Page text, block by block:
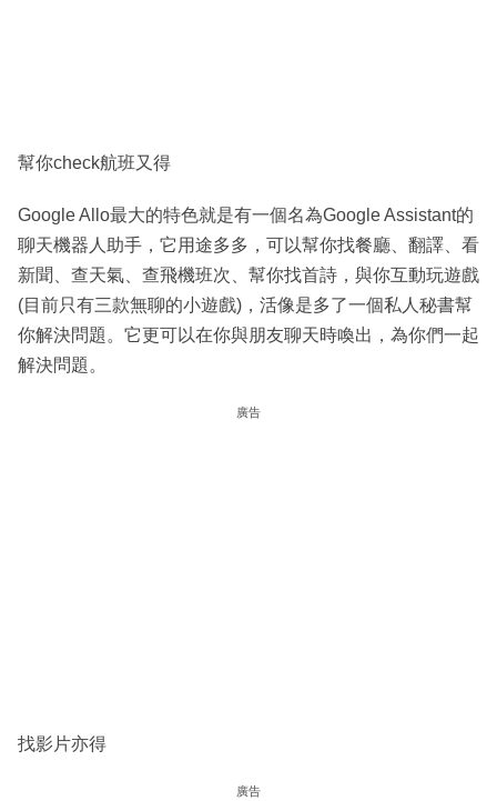
幫你check航班又得
Google Allo最大的特色就是有一個名為Google Assistant的
聊天機器人助手，它用途多多，可以幫你找餐廳、翻譯、看
新聞、查天氣、查飛機班次、幫你找首詩，與你互動玩遊戲
(目前只有三款無聊的小遊戲)，活像是多了一個私人秘書幫
你解決問題。它更可以在你與朋友聊天時喚出，為你們一起
解決問題。
廣告
找影片亦得
廣告